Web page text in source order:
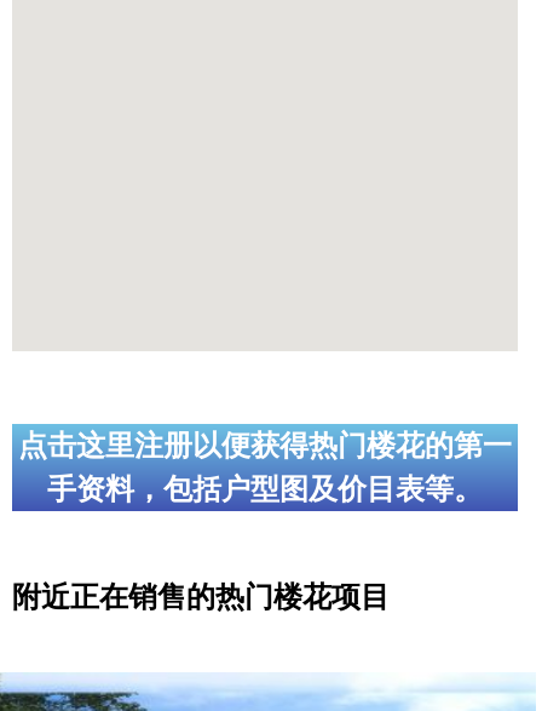
点击这里注册以便获得热门楼花的第一
手资料，包括户型图及价目表等。
附近正在销售的热门楼花项目